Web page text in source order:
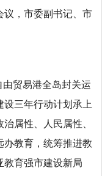
议，市委副书记、市
贸易港全岛封关运
三年行动计划承上
属性、人民属性、
办教育，统筹推进教
教育强市建设新局